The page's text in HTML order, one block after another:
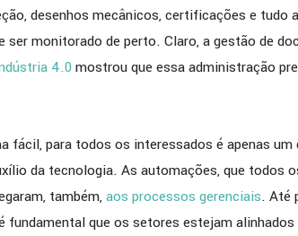
desenhos mecânicos, certificações e tudo
monitorado de perto. Claro, a gestão de
4.0mostrou que essa administração
fácil, para todos os interessados é apenas um
da tecnologia. As automações, que todos
também,aos processos gerenciais. Até
que os setores estejam alinhados